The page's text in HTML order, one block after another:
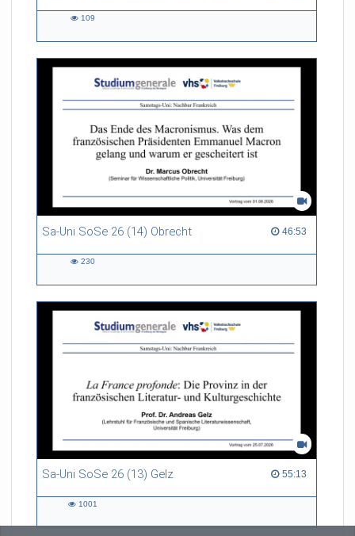
109
Sa-Uni SoSe 26 (14) Obrecht 46:53
46:53 duration
230
Sa-Uni SoSe 26 (13) Gelz 55:13
55:13 duration
1001